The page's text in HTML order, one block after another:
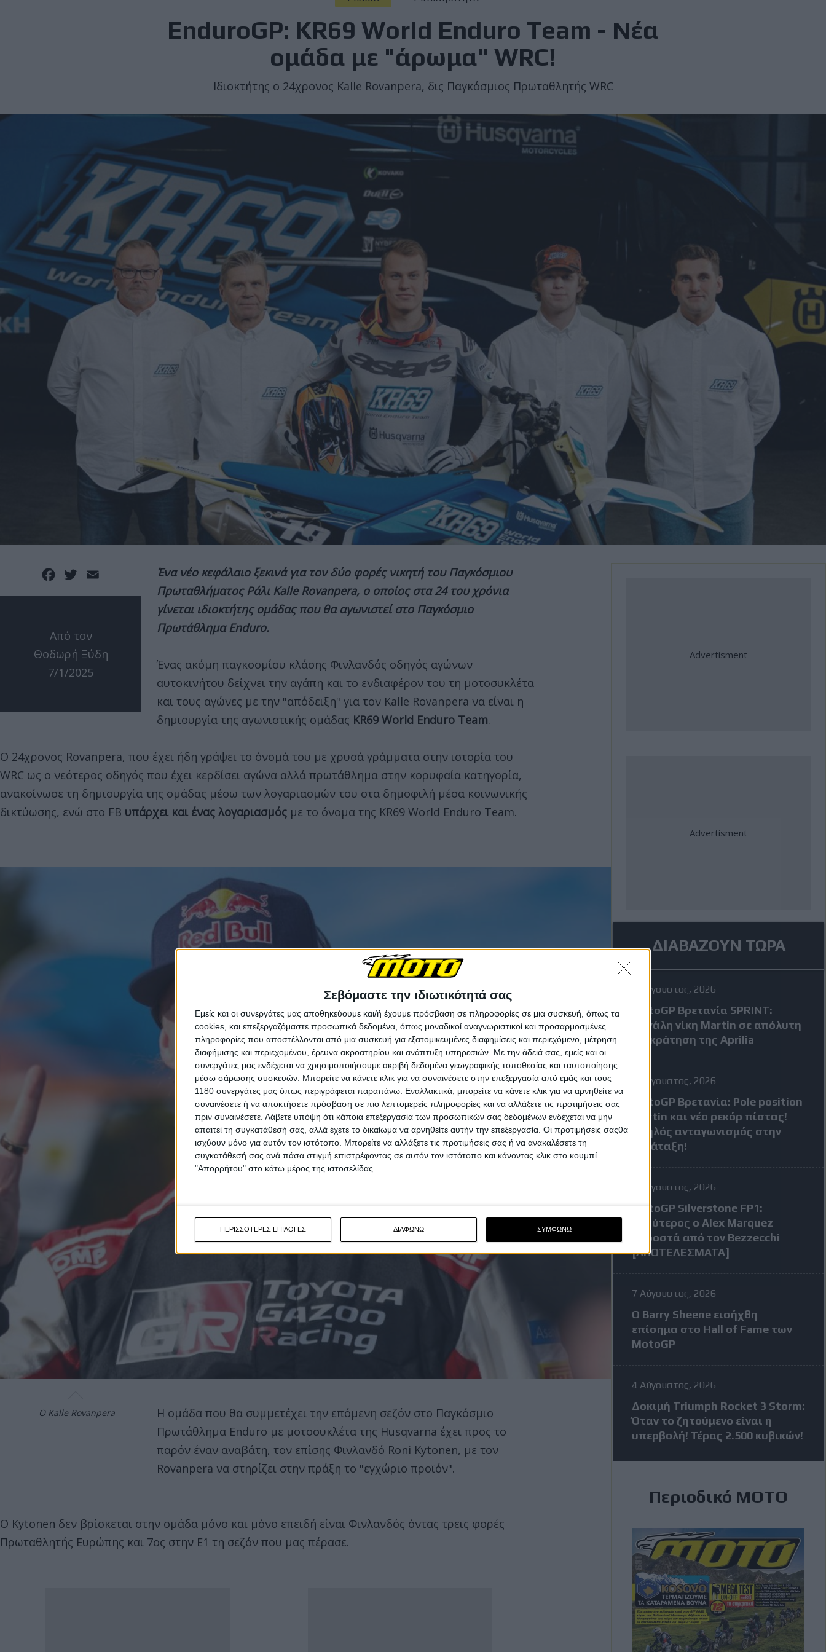
Σεβόμαστε την ιδιωτικότητά σας
Εμείς και οι συνεργάτες μας αποθηκεύουμε και/ή έχουμε πρόσβαση σε πληροφορίες σε μια συσκευή, όπως τα
cookies, και επεξεργαζόμαστε προσωπικά δεδομένα, όπως μοναδικοί αναγνωριστικοί και προσαρμοσμένες
πληροφορίες που αποστέλλονται από μια συσκευή για εξατομικευμένες διαφημίσεις και περιεχόμενο, μέτρηση
διαφήμισης και περιεχομένου, έρευνα ακροατηρίου και ανάπτυξη υπηρεσιών. Με την άδειά σας, εμείς και οι
συνεργάτες μας ενδέχεται να χρησιμοποιήσουμε ακριβή δεδομένα γεωγραφικής τοποθεσίας και ταυτοποίησης
μέσω σάρωσης συσκευών. Μπορείτε να κάνετε κλικ για να συναινέσετε στην επεξεργασία από εμάς και τους
1180 συνεργάτες μας όπως περιγράφεται παραπάνω. Εναλλακτικά, μπορείτε να κάνετε κλικ για να αρνηθείτε να
συναινέσετε ή να αποκτήσετε πρόσβαση σε πιο λεπτομερείς πληροφορίες και να αλλάξετε τις προτιμήσεις σας
πριν συναινέσετε. Λάβετε υπόψη ότι κάποια επεξεργασία των προσωπικών σας δεδομένων ενδέχεται να μην
απαιτεί τη συγκατάθεσή σας, αλλά έχετε το δικαίωμα να αρνηθείτε αυτήν την επεξεργασία. Οι προτιμήσεις σαςθα
ισχύουν μόνο για αυτόν τον ιστότοπο. Μπορείτε να αλλάξετε τις προτιμήσεις σας ή να ανακαλέσετε τη
συγκατάθεσή σας ανά πάσα στιγμή επιστρέφοντας σε αυτόν τον ιστότοπο και κάνοντας κλικ στο κουμπί
"Απορρήτου" στο κάτω μέρος της ιστοσελίδας.
ΠΕΡΙΣΣΟΤΕΡΕΣ ΕΠΙΛΟΓΕΣ ΔΙΑΦΩΝΩ ΣΥΜΦΩΝΩ
EnduroGP: KR69 World Enduro Team - Νέα
ομάδα με "άρωμα" WRC!
Ιδιοκτήτης ο 24χρονος Kalle Rovanpera, δις Παγκόσμιος Πρωταθλητής WRC
Facebook
Twitter
Από τον
Θοδωρή Ξύδη
7/1/2025
Ένα νέο κεφάλαιο ξεκινά για τον δύο φορές νικητή του Παγκόσμιου
Πρωταθλήματος Ράλι Kalle Rovanpera, ο οποίος στα 24 του χρόνια
γίνεται ιδιοκτήτης ομάδας που θα αγωνιστεί στο Παγκόσμιο
Πρωτάθλημα Enduro.
Ένας ακόμη παγκοσμίου κλάσης Φινλανδός οδηγός αγώνων
αυτοκινήτου δείχνει την αγάπη και το ενδιαφέρον του τη μοτοσυκλέτα
και τους αγώνες με την "απόδειξη" για τον Kalle Rovanpera να είναι η
δημιουργία της αγωνιστικής ομάδας KR69 World Enduro Team.
Ο 24χρονος Rovanpera, που έχει ήδη γράψει το όνομά του με χρυσά γράμματα στην ιστορία του
WRC ως ο νεότερος οδηγός που έχει κερδίσει αγώνα αλλά πρωτάθλημα στην κορυφαία κατηγορία,
ανακοίνωσε τη δημιουργία της ομάδας μέσω των λογαριασμών του στα δημοφιλή μέσα κοινωνικής
δικτύωσης, ενώ στο FB υπάρχει και ένας λογαριασμός με το όνομα της KR69 World Enduro Team.
Η ομάδα που θα συμμετέχει την επόμενη σεζόν στο Παγκόσμιο
Πρωτάθλημα Enduro με μοτοσυκλέτα της Husqvarna έχει προς το
παρόν έναν αναβάτη, τον επίσης Φινλανδό Roni Kytonen, με τον
Rovanpera να στηρίζει στην πράξη το "εγχώριο προϊόν".
Ο Kalle Rovanpera
O Kytonen δεν βρίσκεται στην ομάδα μόνο και μόνο επειδή είναι Φινλανδός όντας τρεις φορές
Πρωταθλητής Ευρώπης και 7ος στην Ε1 τη σεζόν που μας πέρασε.
ΔΙΑΒΑΖΟΥΝ ΤΩΡΑ
8 Αύγουστος, 2026
MotoGP Βρετανία SPRINT:
Μεγάλη νίκη Martin σε απόλυτη
επικράτηση της Aprilia
8 Αύγουστος, 2026
MotoGP Βρετανία: Pole position
Martin και νέο ρεκόρ πίστας!
Υψηλός ανταγωνισμός στην
κατάταξη!
7 Αύγουστος, 2026
MotoGP Silverstone FP1:
Ταχύτερος ο Alex Marquez
μπροστά από τον Bezzecchi
[ΑΠΟΤΕΛΕΣΜΑΤΑ]
7 Αύγουστος, 2026
Ο Barry Sheene εισήχθη
επίσημα στο Hall of Fame των
MotoGP
4 Αύγουστος, 2026
Δοκιμή Triumph Rocket 3 Storm:
Όταν το ζητούμενο είναι η
υπερβολή! Τέρας 2.500 κυβικών!
MotoGP: Πέντε αναβάτες σε
το Grand Prix της Βρετανίας
3 Αύγουστος, 2026
MXGP Βέλγιο: Κέρδισε ο Jeffrey
Herlings και πάει ολοταχώς για
τίτλο
Περιοδικό ΜΟΤΟ